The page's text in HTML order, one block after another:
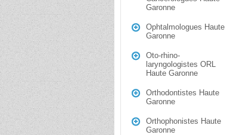
Garonne
Ophtalmologues Haute
Garonne
Oto-rhino-
laryngologistes ORL
Haute Garonne
Orthodontistes Haute
Garonne
Orthophonistes Haute
Garonne